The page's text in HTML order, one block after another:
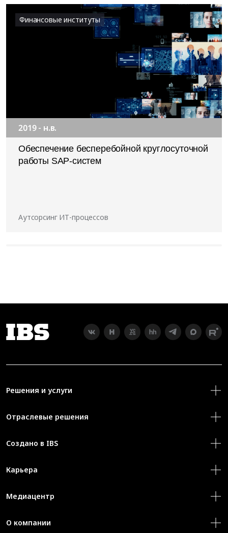
Финансовые институты
2019 - н.в.
Обеспечение бесперебойной круглосуточной
работы SAP-систем
Аутсорсинг ИТ-процессов
Решения и услуги
Отраслевые решения
Создано в IBS
Карьера
Медиацентр
О компании